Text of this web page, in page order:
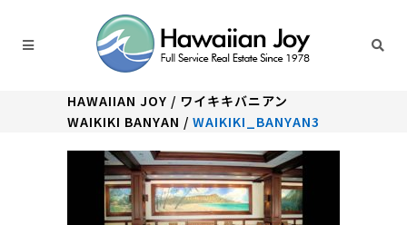
HAWAIIAN JOY / ワイキキバニアン
WAIKIKI BANYAN / WAIKIKI_BANYAN3